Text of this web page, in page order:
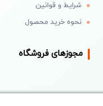
شرایط و قوانین
نحوه خرید محصول
مجوزهای فروشگاه